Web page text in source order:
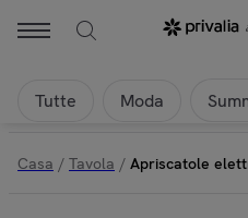
Tutte Moda
Casa / Tavola / Apriscatole